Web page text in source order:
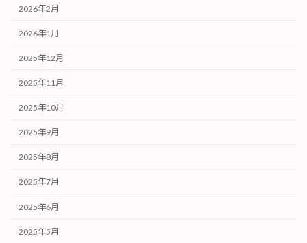
2026年2月
2026年1月
2025年12月
2025年11月
2025年10月
2025年9月
2025年8月
2025年7月
2025年6月
2025年5月